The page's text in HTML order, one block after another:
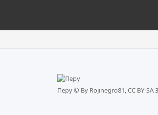
Перу © By Rojinegro81, CC BY-SA